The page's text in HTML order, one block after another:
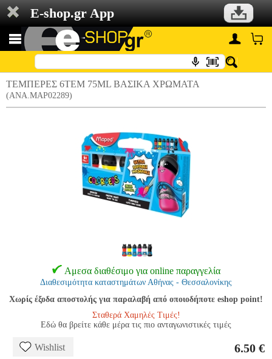
E-shop.gr App
ΤΕΜΠΕΡΕΣ 6ΤΕΜ 75ML ΒΑΣΙΚΑ ΧΡΩΜΑΤΑ
(ANA.MAP02289)
Αμεσα διαθέσιμο για online παραγγελία
Διαθεσιμότητα καταστημάτων Αθήνας - Θεσσαλονίκης
Χωρίς έξοδα αποστολής για παραλαβή από οποιοδήποτε eshop point!
Σταθερά Χαμηλές Τιμές!
Εδώ θα βρείτε κάθε μέρα τις πιο ανταγωνιστικές τιμές
Wishlist 6.50 €